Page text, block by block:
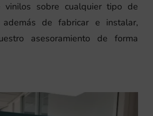
vinilos sobre cualquier tipo de
además de fabricar e instalar,
asesoramiento de forma